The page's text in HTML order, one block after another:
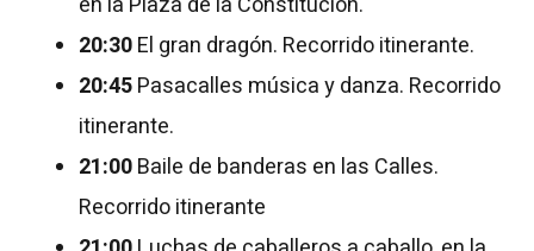
20:30El gran dragón. Recorrido itinerante.
20:45Pasacalles música y danza. Recorrido
itinerante.
21:00Baile de banderas en las Calles.
Recorrido itinerante